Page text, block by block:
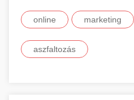
online marketing
aszfaltozás